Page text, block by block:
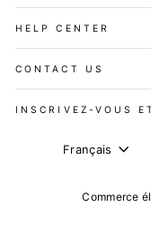
HELP CENTER
CONTACT US
INSCRIVEZ-VOUS
LANGUE
Français
Commerce